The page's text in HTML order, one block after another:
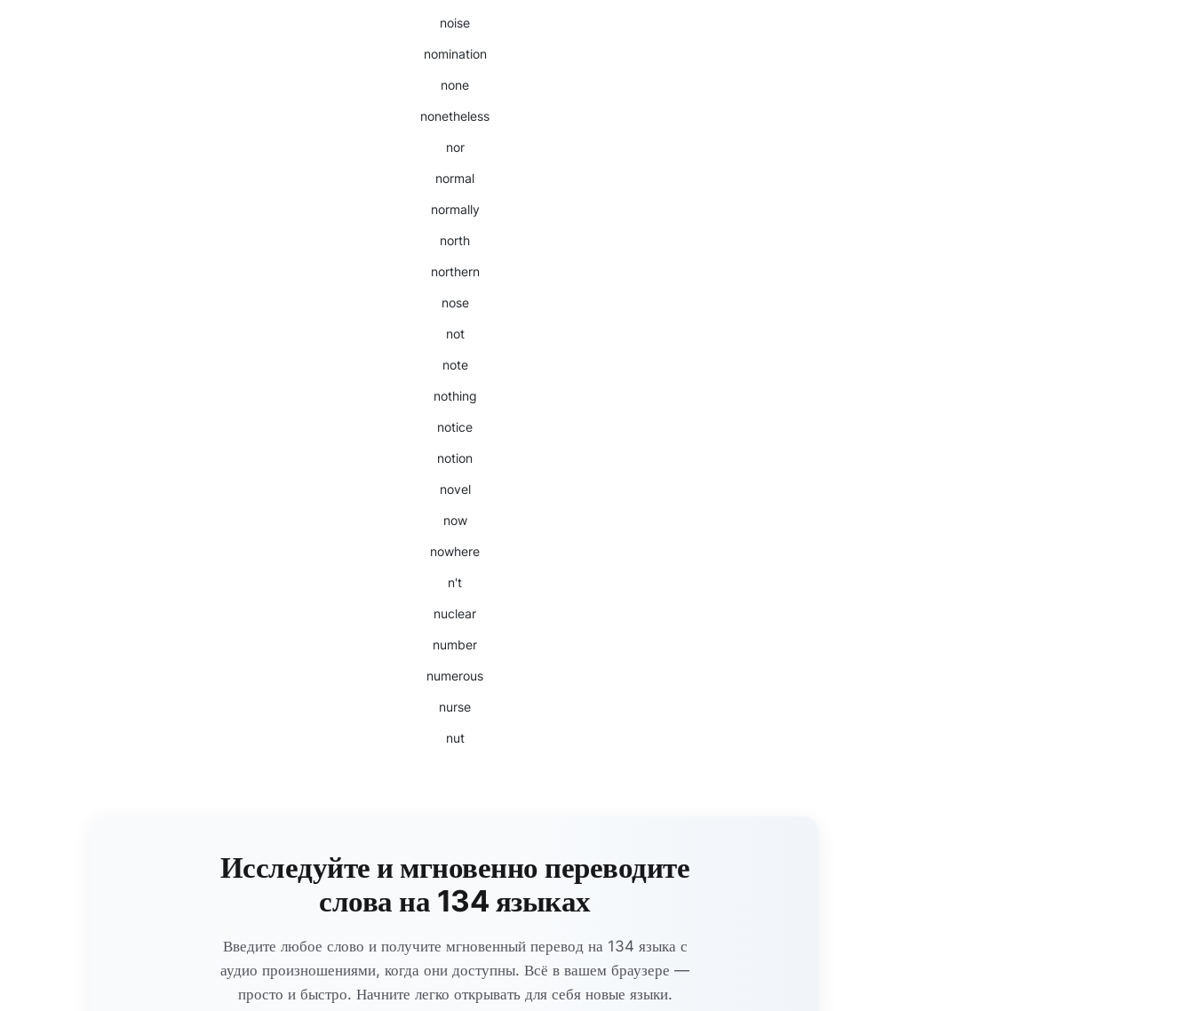
noise
nomination
none
nonetheless
nor
normal
normally
north
northern
nose
not
note
nothing
notice
notion
novel
now
nowhere
n't
nuclear
number
numerous
nurse
nut
Исследуйте и мгновенно переводите
слова на 134 языках
Введите любое слово и получите мгновенный перевод на 134 языка с
аудио произношениями, когда они доступны. Всё в вашем браузере —
просто и быстро. Начните легко открывать для себя новые языки.